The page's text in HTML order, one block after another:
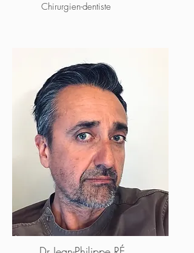
Chirurgien-dentiste